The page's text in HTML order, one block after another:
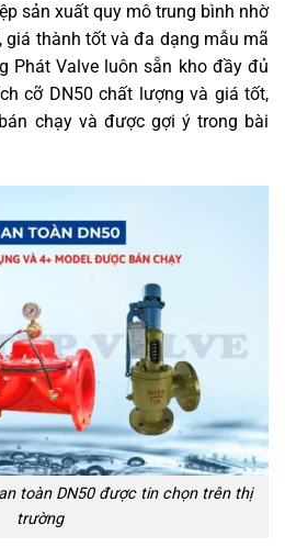
sản xuất quy mô trung bình nhờ
giá thành tốt và đa dạng mẫu mã
Phát Valve luôn sẵn kho đầy đủ
cỡ DN50 chất lượng và giá tốt,
chạy và được gợi ý trong bài
toàn DN50 được tin chọn trên thị
trường